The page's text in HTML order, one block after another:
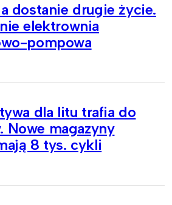
dostanie drugie życie.
elektrownia
pompowa
dla litu trafia do
Nowe magazyny
8 tys. cykli